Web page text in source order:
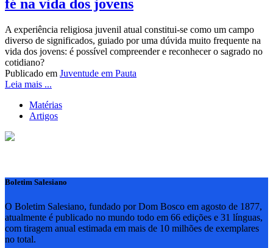
fé na vida dos jovens
A experiência religiosa juvenil atual constitui-se como um campo
diverso de significados, guiado por uma dúvida muito frequente na
vida dos jovens: é possível compreender e reconhecer o sagrado no
cotidiano?
Publicado em Juventude em Pauta
Leia mais ...
Matérias
Artigos
Boletim Salesiano
O Boletim Salesiano, fundado por Dom Bosco em agosto de 1877,
atualmente é publicado no mundo todo em 66 edições e 31 línguas,
com tiragem anual estimada em mais de 10 milhões de exemplares
no total.